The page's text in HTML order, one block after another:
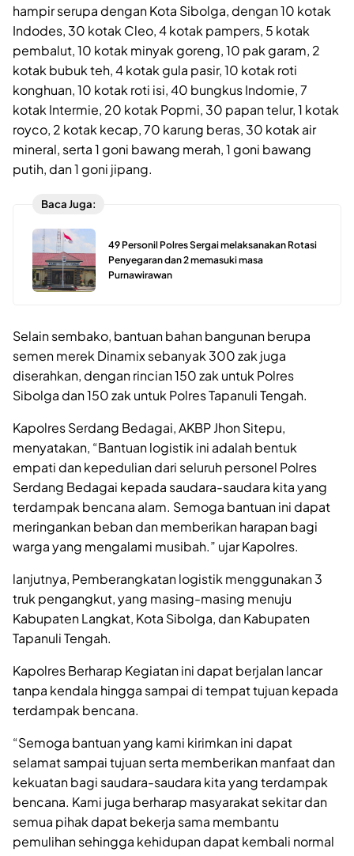
hampir serupa dengan Kota Sibolga, dengan 10 kotak
Indodes, 30 kotak Cleo, 4 kotak pampers, 5 kotak
pembalut, 10 kotak minyak goreng, 10 pak garam, 2
kotak bubuk teh, 4 kotak gula pasir, 10 kotak roti
konghuan, 10 kotak roti isi, 40 bungkus Indomie, 7
kotak Intermie, 20 kotak Popmi, 30 papan telur, 1 kotak
royco, 2 kotak kecap, 70 karung beras, 30 kotak air
mineral, serta 1 goni bawang merah, 1 goni bawang
putih, dan 1 goni jipang.
Baca Juga:
49 Personil Polres Sergai melaksanakan Rotasi
Penyegaran dan 2 memasuki masa
Purnawirawan
Selain sembako, bantuan bahan bangunan berupa
semen merek Dinamix sebanyak 300 zak juga
diserahkan, dengan rincian 150 zak untuk Polres
Sibolga dan 150 zak untuk Polres Tapanuli Tengah.
Kapolres Serdang Bedagai, AKBP Jhon Sitepu,
menyatakan, “Bantuan logistik ini adalah bentuk
empati dan kepedulian dari seluruh personel Polres
Serdang Bedagai kepada saudara-saudara kita yang
terdampak bencana alam. Semoga bantuan ini dapat
meringankan beban dan memberikan harapan bagi
warga yang mengalami musibah.” ujar Kapolres.
lanjutnya, Pemberangkatan logistik menggunakan 3
truk pengangkut, yang masing-masing menuju
Kabupaten Langkat, Kota Sibolga, dan Kabupaten
Tapanuli Tengah.
Kapolres Berharap Kegiatan ini dapat berjalan lancar
tanpa kendala hingga sampai di tempat tujuan kepada
terdampak bencana.
“Semoga bantuan yang kami kirimkan ini dapat
selamat sampai tujuan serta memberikan manfaat dan
kekuatan bagi saudara-saudara kita yang terdampak
bencana. Kami juga berharap masyarakat sekitar dan
semua pihak dapat bekerja sama membantu
pemulihan sehingga kehidupan dapat kembali normal